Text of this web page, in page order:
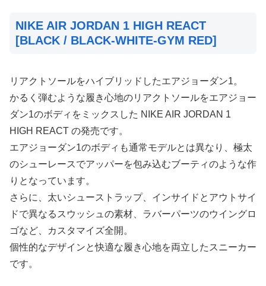
NIKE AIR JORDAN 1 HIGH REACT
[BLACK / BLACK-WHITE-GYM RED]
リアクトソールをハイブリッドしたエアジョーダン1。
かるく弾むような履き心地のリアクトソールをエアジョー
ダン1のボディをミックスした NIKE AIR JORDAN 1
HIGH REACT の発売です。
エアジョーダン1のボディも通常モデルとは異なり、極太
のシューレースでアッパーを包み込むブーティのような作
りとなっています。
さらに、太いシューストラップ、インサイドとアウトサイ
ドで異なるスウッシュの素材、ラバーパーツのウイングロ
ゴなど、カスタマイズ全開。
個性的なデザインと快適な履き心地を両立したスニーカー
です。